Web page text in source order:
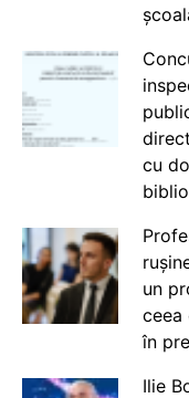
cu
un
ceea
în
Ilie